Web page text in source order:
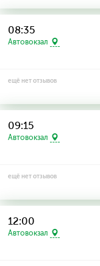
08:35
Автовокзал
ещё нет отзывов
09:15
Автовокзал
ещё нет отзывов
12:00
Автовокзал